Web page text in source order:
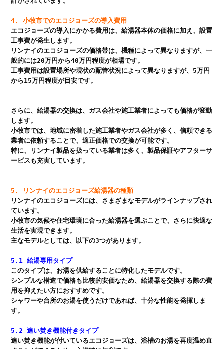
4. 小牧市でのエコジョーズの導入費用
エコジョーズの導入にかかる費用は、給湯器本体の価格に加え、設置
工事費が発生します。
リンナイのエコジョーズの価格帯は、機種によって異なりますが、一
般的には20万円から40万円程度が相場です。
工事費用は設置場所や現状の配管状況によって異なりますが、5万円
から15万円程度が目安です。
さらに、給湯器の交換は、ガス会社や施工業者によっても価格が変動
します。
小牧市では、地域に密着した施工業者やガス会社が多く、信頼できる
業者に依頼することで、適正価格での交換が可能です。
特に、リンナイ製品を扱っている業者は多く、製品保証やアフターサ
ービスも充実しています。
5. リンナイのエコジョーズ給湯器の種類
リンナイのエコジョーズには、さまざまなモデルがラインナップされ
ています。
小牧市の気候や住宅環境に合った給湯器を選ぶことで、さらに快適な
生活を実現できます。
主なモデルとしては、以下の3つがあります。
5.1 給湯専用タイプ
このタイプは、お湯を供給することに特化したモデルです。
シンプルな構造で価格も比較的安価なため、給湯器を交換する際の費
用を抑えたい方におすすめです。
シャワーや台所のお湯を使うだけであれば、十分な性能を発揮しま
す。
5.2 追い焚き機能付きタイプ
追い焚き機能が付いているエコジョーズは、浴槽のお湯を再度温め直